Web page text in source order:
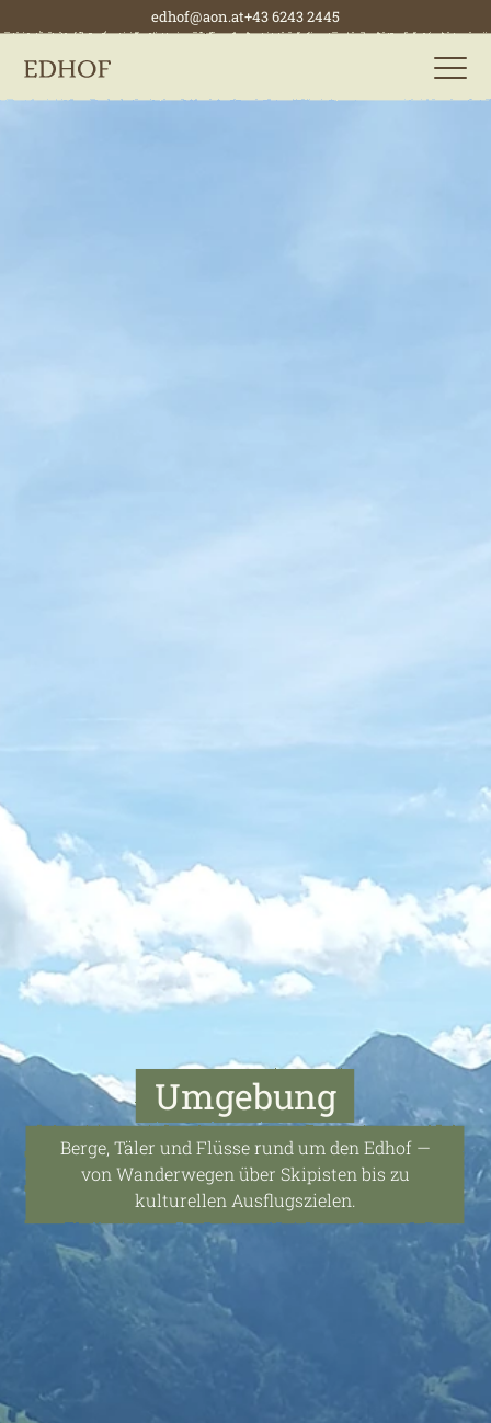
edhof@aon.at+43 6243 2445
Umgebung
Berge, Täler und Flüsse rund um den Edhof —
von Wanderwegen über Skipisten bis zu
kulturellen Ausflugszielen.